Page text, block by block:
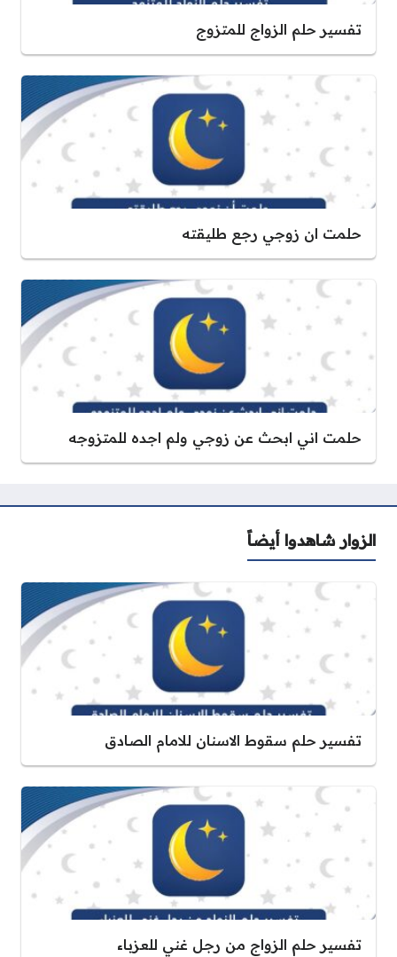
تفسير حلم الزواج للمتزوج
حلمت ان زوجي رجع طليقته
حلمت اني ابحث عن زوجي ولم اجده للمتزوجه
الزوار شاهدوا أيضاً
تفسير حلم سقوط الاسنان للامام الصادق
تفسير حلم الزواج من رجل غني للعزباء